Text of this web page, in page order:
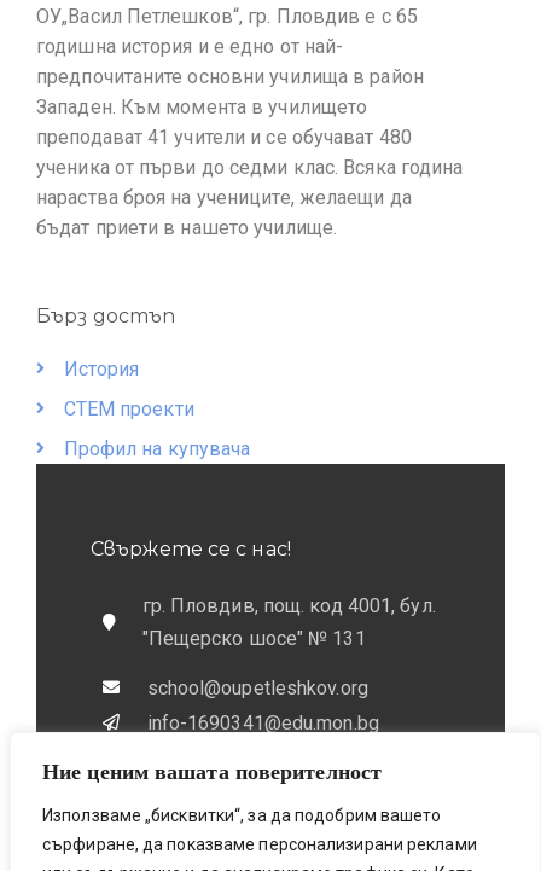
Ние ценим вашата поверителност
Използваме „бисквитки“, за да подобрим вашето
сърфиране, да показваме персонализирани реклами
ОУ„Васил Петлешков“, гр. Пловдив е с 65
годишна история и е едно от най-
предпочитаните основни училища в район
Западен. Към момента в училището
преподават 41 учители и се обучават 480
ученика от първи до седми клас. Всяка година
нараства броя на учениците, желаещи да
бъдат приети в нашето училище.
Бърз достъп
История
СТЕМ проекти
Профил на купувача
Свържете се с нас!
гр. Пловдив, пощ. код 4001, бул.
"Пещерско шосе" № 131
school@oupetleshkov.org
info-1690341@edu.mon.bg
032 / 643 673
0884 / 787772